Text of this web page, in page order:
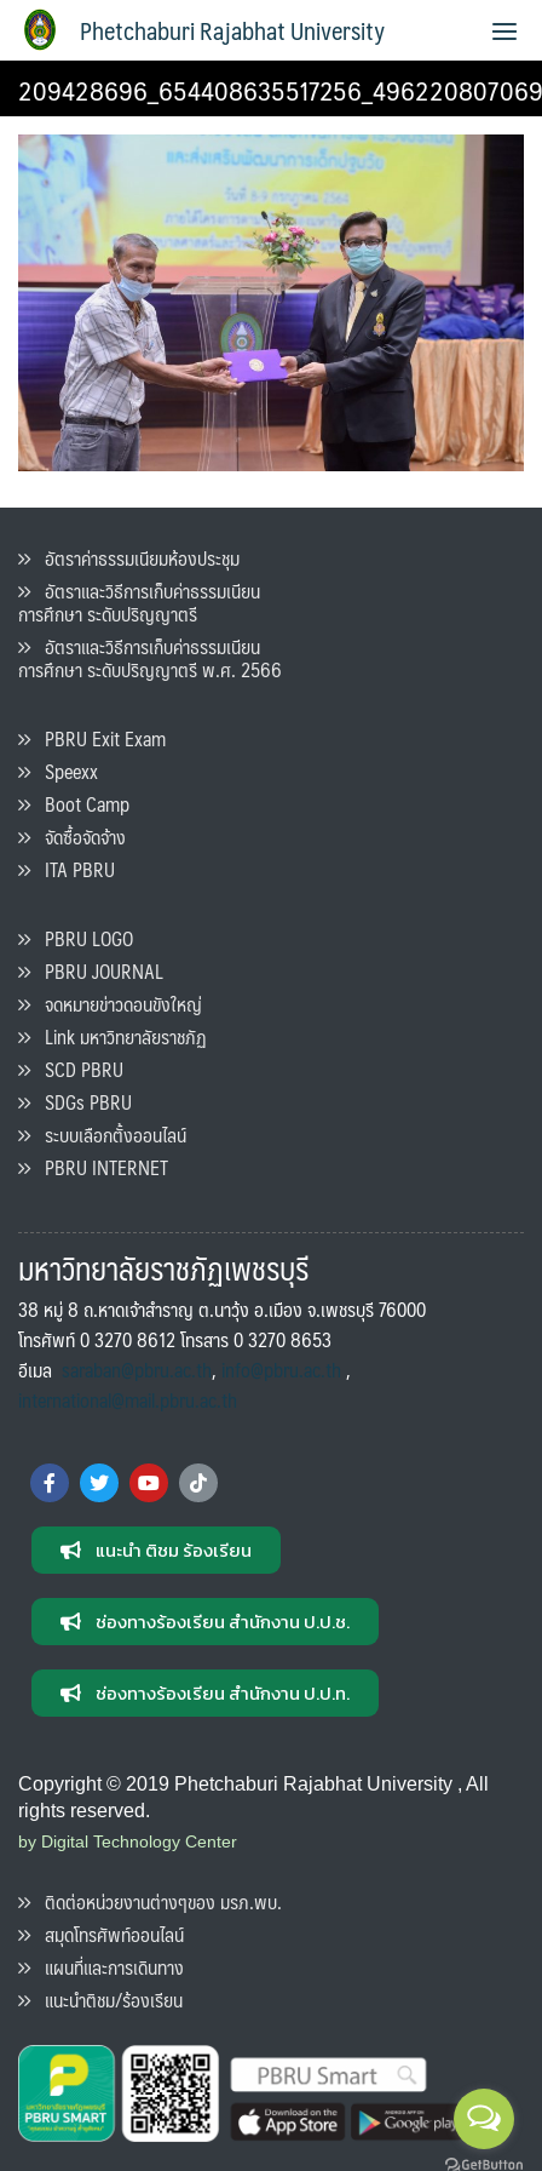
Phetchaburi Rajabhat University
อัตราค่าธรรมเนียมห้องประชุม
อัตราและวิธีการเก็บค่าธรรมเนียน
การศึกษา ระดับปริญญาตรี
อัตราและวิธีการเก็บค่าธรรมเนียน
การศึกษา ระดับปริญญาตรี พ.ศ. 2566
PBRU Exit Exam
Speexx
Boot Camp
จัดซื้อจัดจ้าง
ITA PBRU
PBRU LOGO
PBRU JOURNAL
จดหมายข่าวดอนขังใหญ่
Link มหาวิทยาลัยราชภัฏ
SCD PBRU
SDGs PBRU
ระบบเลือกตั้งออนไลน์
PBRU INTERNET
มหาวิทยาลัยราชภัฏเพชรบุรี
38 หมู่ 8 ถ.หาดเจ้าสำราญ ต.นาวุ้ง อ.เมือง จ.เพชรบุรี 76000
โทรศัพท์ 0 3270 8612 โทรสาร 0 3270 8653
อีเมล saraban@pbru.ac.th, info@pbru.ac.th,
international@mail.pbru.ac.th
แนะนำ ติชม ร้องเรียน
ช่องทางร้องเรียน สำนักงาน ป.ป.ช.
ช่องทางร้องเรียน สำนักงาน ป.ป.ท.
Copyright © 2019 Phetchaburi Rajabhat University , All
rights reserved.
by Digital Technology Center
ติดต่อหน่วยงานต่างๆของ มรภ.พบ.
สมุดโทรศัพท์ออนไลน์
แผนที่และการเดินทาง
แนะนำติชม/ร้องเรียน